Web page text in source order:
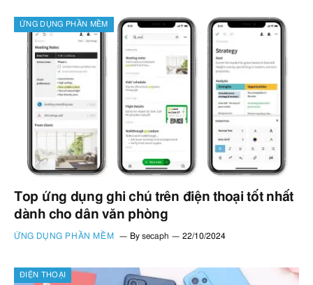
ỨNG DỤNG PHẦN MỀM
Top ứng dụng ghi chú trên điện thoại tốt nhất
dành cho dân văn phòng
ỨNG DỤNG PHẦN MỀM By secaph 22/10/2024
ĐIỆN THOẠI